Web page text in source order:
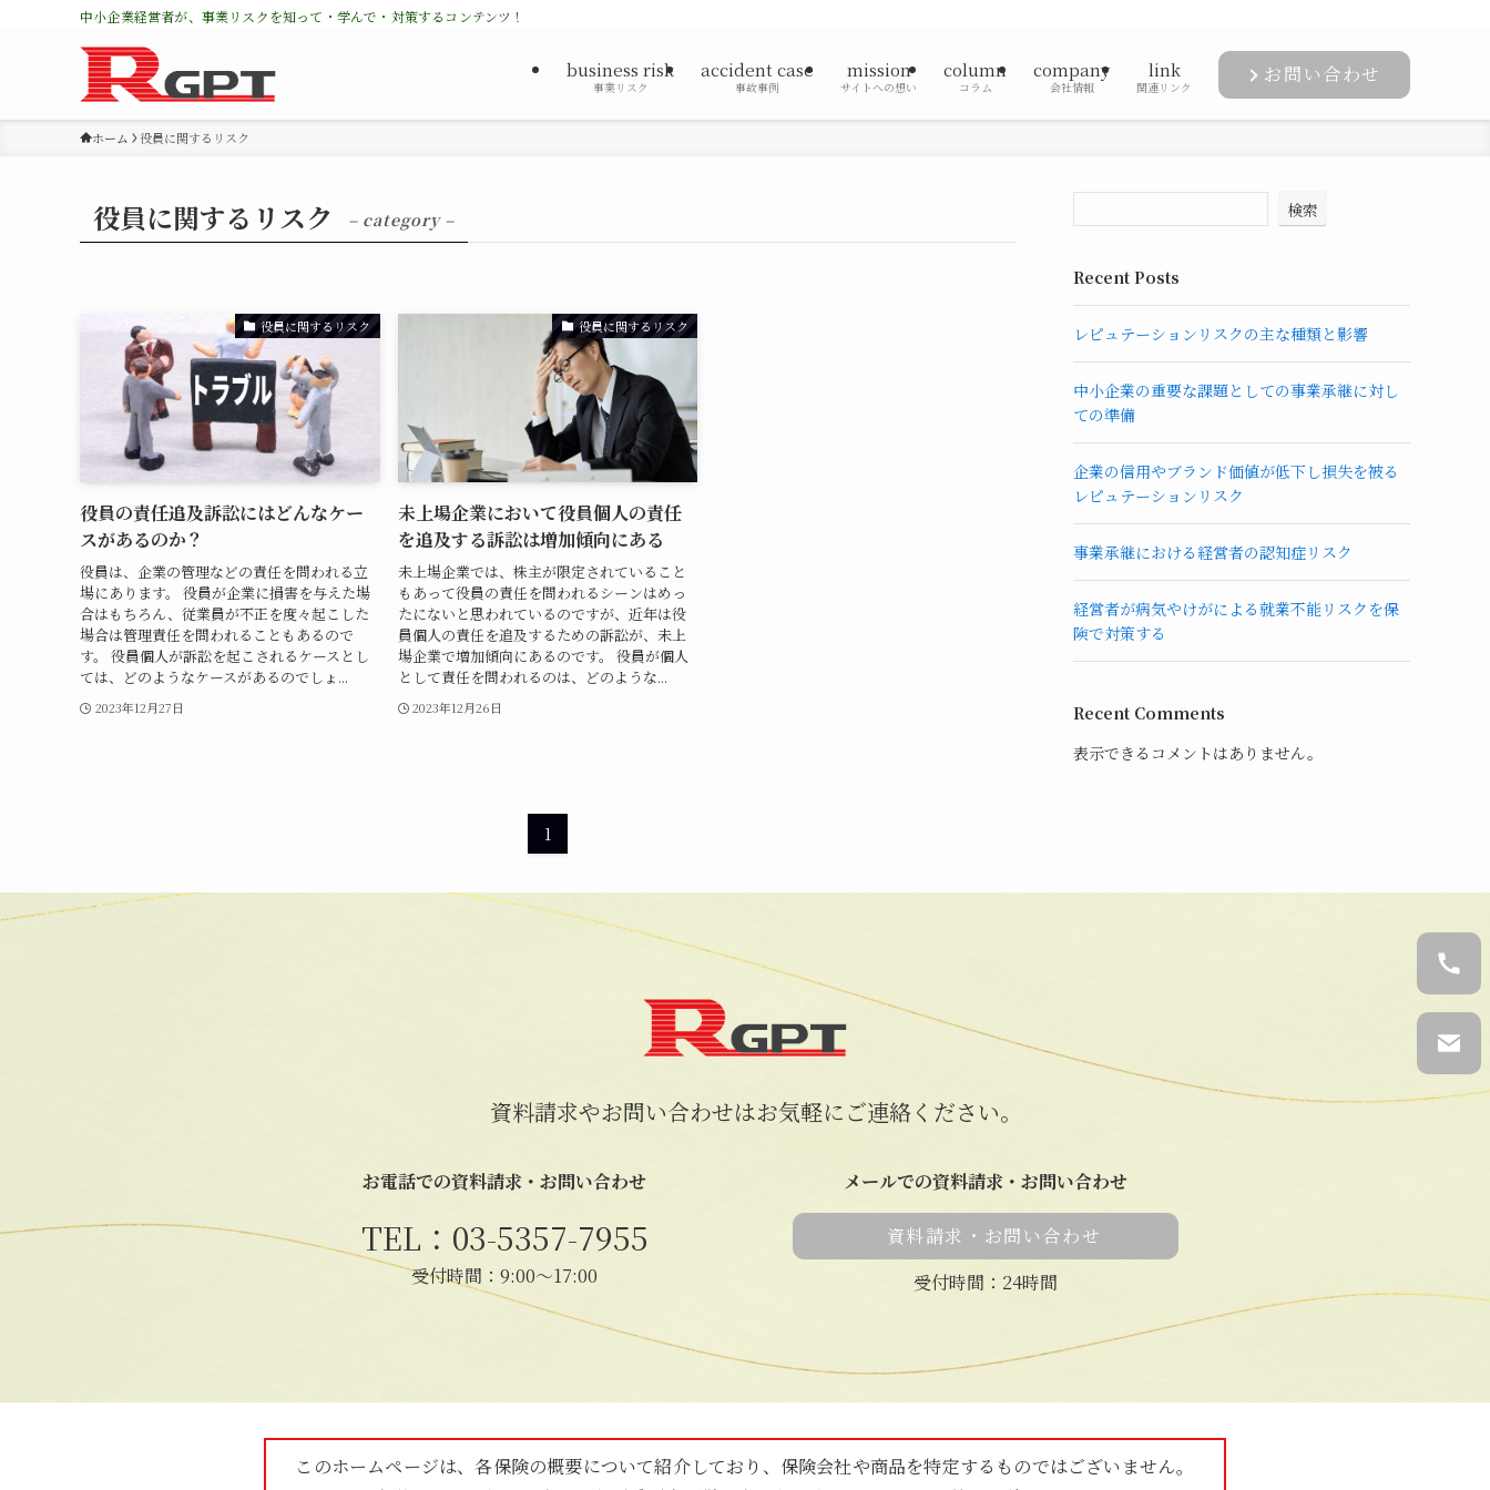
中小企業経営者が、事業リスクを知って・学んで・対策するコンテンツ！
business risk
事業リスク
accident case
事故事例
mission
サイトへの想い
column
コラム
company
会社情報
link
関連リンク お問い合わせ
ホーム 役員に関するリスク
役員に関するリスク – category –
役員に関するリスク
役員の責任追及訴訟にはどんなケー
スがあるのか？
役員は、企業の管理などの責任を問われる立
場にあります。 役員が企業に損害を与えた場
合はもちろん、従業員が不正を度々起こした
場合は管理責任を問われることもあるので
す。 役員個人が訴訟を起こされるケースとし
ては、どのようなケースがあるのでしょ...
2023年12月27日
役員に関するリスク
未上場企業において役員個人の責任
を追及する訴訟は増加傾向にある
未上場企業では、株主が限定されていること
もあって役員の責任を問われるシーンはめっ
たにないと思われているのですが、近年は役
員個人の責任を追及するための訴訟が、未上
場企業で増加傾向にあるのです。 役員が個人
として責任を問われるのは、どのような...
2023年12月26日
1
検索
Recent Posts
レピュテーションリスクの主な種類と影響
中小企業の重要な課題としての事業承継に対し
ての準備
企業の信用やブランド価値が低下し損失を被る
レピュテーションリスク
事業承継における経営者の認知症リスク
経営者が病気やけがによる就業不能リスクを保
険で対策する
Recent Comments
表示できるコメントはありません。
資料請求やお問い合わせはお気軽にご連絡ください。
お電話での資料請求・お問い合わせ
TEL：03-5357-7955
受付時間：9:00〜17:00
メールでの資料請求・お問い合わせ
資料請求・お問い合わせ
受付時間：24時間
このホームページは、各保険の概要について紹介しており、保険会社や商品を特定するものではございません。